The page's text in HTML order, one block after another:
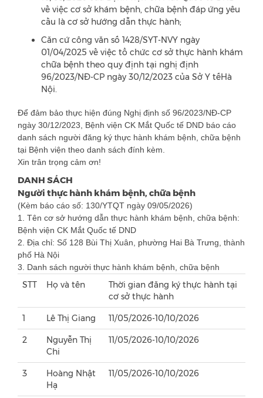
về việc cơ sở khám bệnh, chữa bệnh đáp ứng yêu
cầu là cơ sở hướng dẫn thực hành;
Căn cứ công văn số 1428/SYT-NVY ngày
01/04/2025 về việc tổ chức cơ sở thực hành khám
chữa bệnh theo quy định tại nghị định
96/2023/NĐ-CP ngày 30/12/2023 của Sở Y tếHà
Nội.
Để đảm bảo thực hiện đúng Nghị định số 96/2023/NĐ-CP
ngày 30/12/2023, Bệnh viện CK Mắt Quốc tế DND báo cáo
danh sách người đăng ký thực hành khám bệnh, chữa bệnh
tại Bệnh viện theo danh sách đính kèm.
Xin trân trọng cảm ơn!
DANH SÁCH
Người thực hành khám bệnh, chữa bệnh
(Kèm báo cáo số: 130/YTQT ngày 09/05/2026)
1. Tên cơ sở hướng dẫn thực hành khám bệnh, chữa bệnh:
Bệnh viện CK Mắt Quốc tế DND
2. Địa chỉ: Số 128 Bùi Thị Xuân, phường Hai Bà Trưng, thành
phố Hà Nội
3. Danh sách người thực hành khám bệnh, chữa bệnh
STT Họ và tên
Thời gian đăng ký thực hành tại
cơ sở thực hành
1 Lê Thị Giang 11/05/2026-10/10/2026
2
Nguyễn Thị
Chi
11/05/2026-10/10/2026
3
Hoàng Nhật
Hạ
11/05/2026-10/10/2026